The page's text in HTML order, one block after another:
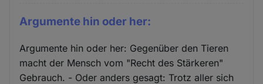
Argumente hin oder her:
Argumente hin oder her: Gegenüber den Tieren
macht der Mensch vom "Recht des Stärkeren"
Gebrauch. - Oder anders gesagt: Trotz aller sich